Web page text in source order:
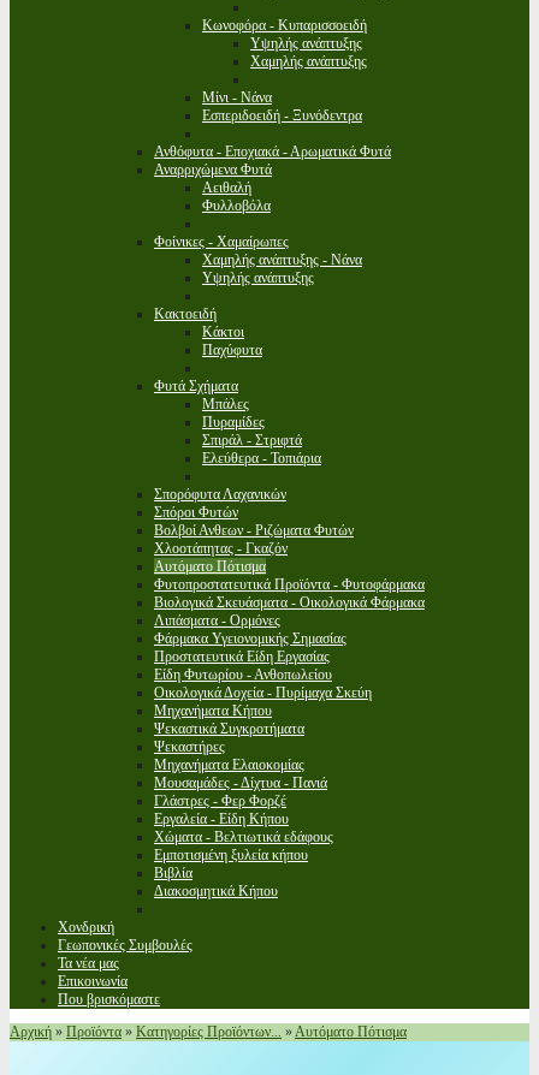
Κωνοφόρα - Κυπαρισσοειδή
Υψηλής ανάπτυξης
Χαμηλής ανάπτυξης
Μίνι - Νάνα
Εσπεριδοειδή - Ξυνόδεντρα
Ανθόφυτα - Εποχιακά - Αρωματικά Φυτά
Αναρριχώμενα Φυτά
Αειθαλή
Φυλλοβόλα
Φοίνικες - Χαμαίρωπες
Χαμηλής ανάπτυξης - Νάνα
Υψηλής ανάπτυξης
Κακτοειδή
Κάκτοι
Παχύφυτα
Φυτά Σχήματα
Μπάλες
Πυραμίδες
Σπιράλ - Στριφτά
Ελεύθερα - Τοπιάρια
Σπορόφυτα Λαχανικών
Σπόροι Φυτών
Βολβοί Ανθεων - Ριζώματα Φυτών
Χλοοτάπητας - Γκαζόν
Αυτόματο Πότισμα
Φυτοπροστατευτικά Προϊόντα - Φυτοφάρμακα
Βιολογικά Σκευάσματα - Οικολογικά Φάρμακα
Λιπάσματα - Ορμόνες
Φάρμακα Υγειονομικής Σημασίας
Προστατευτικά Είδη Εργασίας
Είδη Φυτωρίου - Ανθοπωλείου
Οικολογικά Δοχεία - Πυρίμαχα Σκεύη
Μηχανήματα Κήπου
Ψεκαστικά Συγκροτήματα
Ψεκαστήρες
Μηχανήματα Ελαιοκομίας
Μουσαμάδες - Δίχτυα - Πανιά
Γλάστρες - Φερ Φορζέ
Εργαλεία - Είδη Κήπου
Χώματα - Βελτιωτικά εδάφους
Εμποτισμένη ξυλεία κήπου
Βιβλία
Διακοσμητικά Κήπου
Χονδρική
Γεωπονικές Συμβουλές
Τα νέα μας
Επικοινωνία
Που βρισκόμαστε
Αρχική » Προϊόντα » Κατηγορίες Προϊόντων... »Αυτόματο Πότισμα